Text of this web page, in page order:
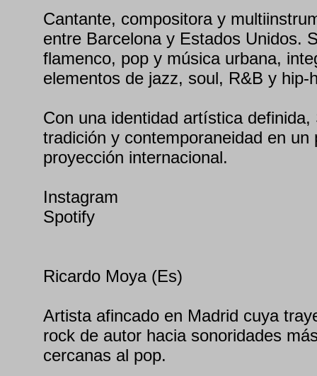
Cantante, compositora y
entre Barcelona y Estados Unidos.
flamenco, pop y música urbana,
elementos de jazz, soul, R&B y hip-
Con una identidad artística definida,
tradición y contemporaneidad en un
proyección internacional.
Instagram
Spotify
Ricardo Moya (Es)
Artista afincado en Madrid cuya
rock de autor hacia sonoridades
cercanas al pop.